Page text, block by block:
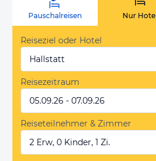
Pauschalreisen Nur Hotel
Reiseziel oder Hotel
Hallstatt
Reisezeitraum
05.09.26 - 07.09.26
Reiseteilnehmer & Zimmer
2 Erw, 0 Kinder, 1 Zi.